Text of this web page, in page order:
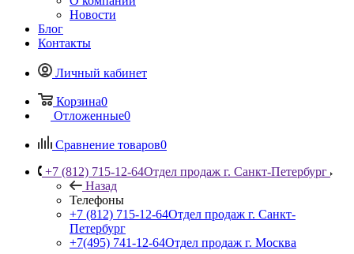
Новости
Блог
Контакты
Личный кабинет
Корзина0
Отложенные0
Сравнение товаров0
+7 (812) 715-12-64Отдел продаж г. Санкт-Петербург
Назад
Телефоны
+7 (812) 715-12-64Отдел продаж г. Санкт-
Петербург
+7(495) 741-12-64Отдел продаж г. Москва